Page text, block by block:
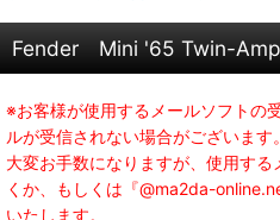
Fender Mini '65 Twin-Amp
※お客様が使用するメールソフトの
ルが受信されない場合がございます。
大変お手数になりますが、使用す
くか、もしくは『@ma2da-
いたします。